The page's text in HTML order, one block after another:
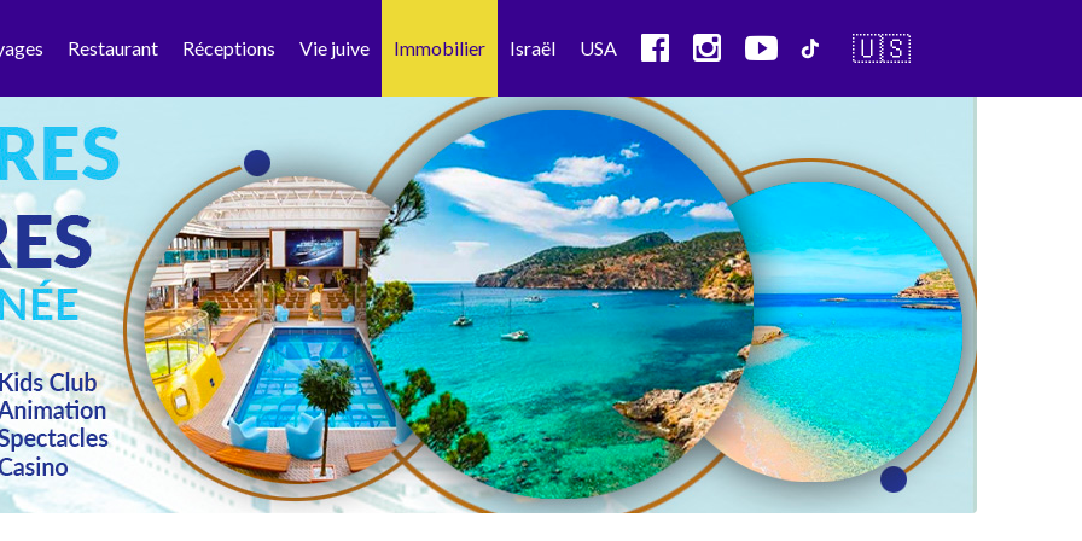
Restaurant Réceptions Vie juive Immobilier Israël USA 🇺🇸